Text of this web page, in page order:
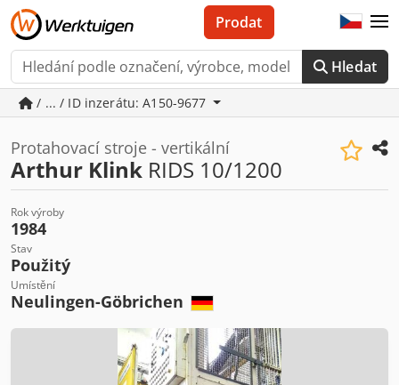
Hledat
Prodat
/ ... / ID inzerátu: A150-9677
Protahovací stroje - vertikální
Arthur Klink RIDS 10/1200
Rok výroby
1984
Stav
Použitý
Umístění
Neulingen-Göbrichen